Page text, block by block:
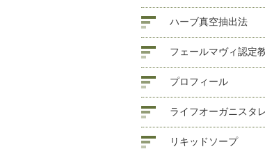
ハーブ真空抽出法
フェールマヴィ認定
プロフィール
ライフオーガニスタ
リキッドソープ